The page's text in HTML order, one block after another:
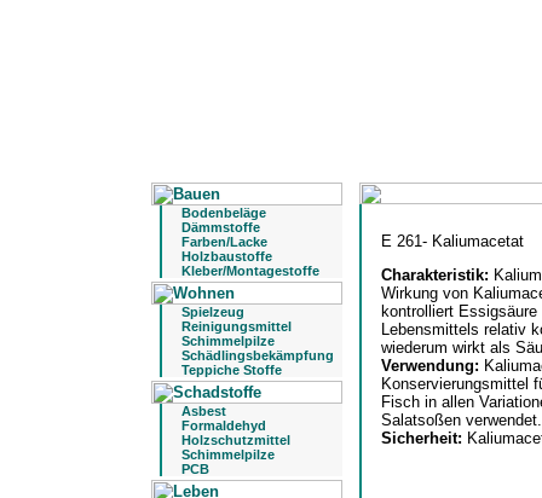
Bodenbeläge
Dämmstoffe
Farben/Lacke
Holzbaustoffe
Kleber/Montagestoffe
Spielzeug
Reinigungsmittel
Schimmelpilze
Schädlingsbekämpfung
Teppiche Stoffe
Asbest
Formaldehyd
Holzschutzmittel
Schimmelpilze
PCB
E 261- Kaliumacetat
Charakteristik:
Wirkung von
kontrolliert Essigsäure
Lebensmittels relativ
wiederum wirkt als
Verwendung:
Konservierungsmittel
Fisch in allen
Salatsoßen verwendet.
Sicherheit: